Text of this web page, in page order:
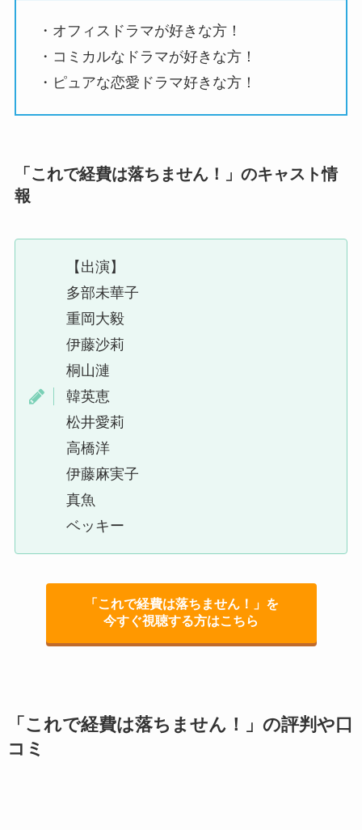
・オフィスドラマが好きな方！
・コミカルなドラマが好きな方！
・ピュアな恋愛ドラマ好きな方！
「これで経費は落ちません！」 のキャスト情
報
【出演】
多部未華子
重岡大毅
伊藤沙莉
桐山漣
韓英恵
松井愛莉
高橋洋
伊藤麻実子
真魚
ベッキー
「これで経費は落ちません！」を
今すぐ視聴する方はこちら
「これで経費は落ちません！」 の評判や口
コミ